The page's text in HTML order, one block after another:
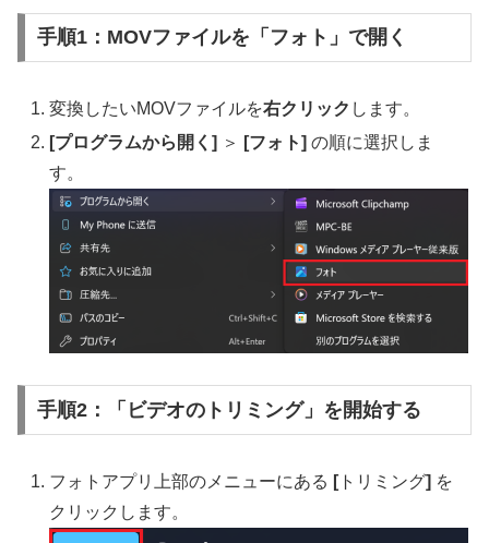
手順1：MOVファイルを「フォト」で開く
変換したいMOVファイルを右クリック します。
[プログラムから開く] ＞ [フォト] の順に選択しま
す。
手順2：「ビデオのトリミング」を開始する
フォトアプリ上部のメニューにある [トリミング] を
クリックします。